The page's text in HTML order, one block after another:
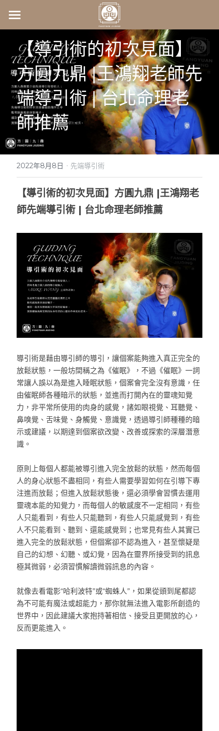
首頁
關於我們
關於我們
常見問答
師資介紹
王鴻翔老師
kelly老師
最新課程資訊
2026赤馬一動‧命運全變
身心靈啟動課程
1207易經卜卦(一日實戰班)
1214合一數入門課程(三期班)
服務項目
影音分享
連絡我們
聯絡資訊
Facebook粉專
Youtube頻道
合一數速算
身心靈商城
線上諮詢
【導引術的初次見面】
方圓九鼎 |王鴻翔老師先
端導引術 | 台北命理老
師推薦
2022年8月8日 · 先端導引術
【導引術的初次見面】方圓九鼎 |王鴻翔老
師先端導引術 | 台北命理老師推薦
導引術是藉由導引師的導引，讓個案能夠進入真正完全的
放鬆狀態，一般坊間稱之為《催眠》，不過《催眠》一詞
常讓人誤以為是進入睡眠狀態，個案會完全沒有意識，任
由催眠師各種暗示的狀態，並進而打開內在的靈魂知覺
力，非平常所使用的肉身的感覺，諸如眼視覺、耳聽覺、
鼻嗅覺、舌味覺、身觸覺、意識覺，透過導引師種種的暗
示或建議，以期達到個案欲改變、改善或探索的深層潛意
識。
原則上每個人都能被導引進入完全放鬆的狀態，然而每個
人的身心狀態不盡相同，有些人需要學習如何在引導下專
注進而放鬆；但進入放鬆狀態後，還必須學會習慣去運用
靈魂本能的知覺力，而每個人的敏感度不一定相同，有些
人只能看到，有些人只能聽到，有些人只能感覺到，有些
人不只能看到、聽到、還能感覺到；也常見有些人其實已
進入完全的放鬆狀態，但個案卻不認為進入，甚至懷疑是
自己的幻想、幻聽、或幻覺，因為在靈界所接受到的訊息
極其微弱，必須習慣解讀微弱訊息的內容。
就像去看電影“哈利波特”或“蜘蛛人”，如果從頭到尾都認
為不可能有魔法或超能力，那你就無法進入電影所創造的
世界中，因此建議大家抱持著相信、接受且更開放的心，
反而更能進入。
商品分類
所有商品分類